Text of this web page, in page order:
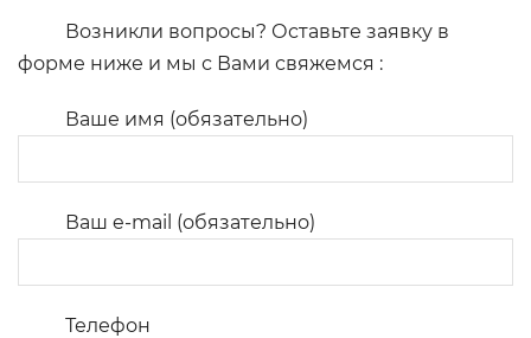
Возникли вопросы? Оставьте заявку в
форме ниже и мы с Вами свяжемся :
Ваше имя (обязательно)
Ваш e-mail (обязательно)
Телефон